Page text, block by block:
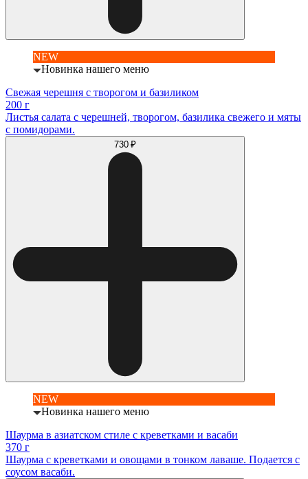
NEW
Новинка нашего меню
Свежая черешня с творогом и базиликом
200 г
Листья салата с черешней, творогом, базилика свежего и мяты
с помидорами.
730 ₽
NEW
Новинка нашего меню
Шаурма в азиатском стиле с креветками и васаби
370 г
Шаурма с креветками и овощами в тонком лаваше. Подается с
соусом васаби.